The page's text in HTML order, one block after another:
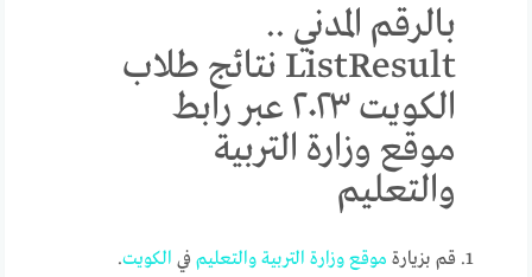
بالرقم المدني ..
ListResult نتائج طلاب
الكويت ٢٠٢٣ عبر رابط
موقع وزارة التربية
والتعليم
قم بزيارة موقع وزارة التربية والتعليم في الكويت.